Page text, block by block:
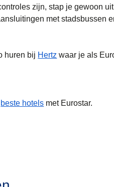
zijn, stap je gewoon
met stadsbussen
huren bij Hertz waar je als
beste hotels met Eurostar.